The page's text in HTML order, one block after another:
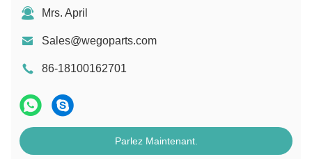
Mrs. April
Sales@wegoparts.com
86-18100162701
Parlez Maintenant.